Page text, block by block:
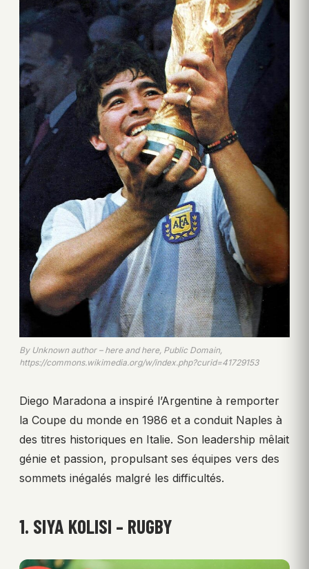
By Unknown author – here and here, Public Domain,
https://commons.wikimedia.org/w/index.php?curid=41729153
Diego Maradona a inspiré l’Argentine à remporter
la Coupe du monde en 1986 et a conduit Naples à
des titres historiques en Italie. Son leadership mêlait
génie et passion, propulsant ses équipes vers des
sommets inégalés malgré les difficultés.
1. SIYA KOLISI – RUGBY